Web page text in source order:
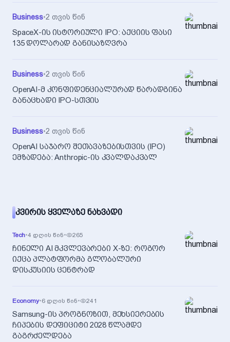
Business•2 თვის წინ
SpaceX-ის ისტორიული IPO: აქციის ფასი
135 დოლარად განისაზღვრა
Business•2 თვის წინ
OpenAI-მ კონფიდენციალურად წარადგინა
განაცხადი IPO-სთვის
Business•2 თვის წინ
OpenAI საჯარო შეთავაზებისთვის (IPO)
ემზადება: Anthropic-ის კვალდაკვალ
ᲙᲕᲘᲠᲘᲡ ᲧᲕᲔᲚᲐᲖᲔ ᲜᲐᲮᲕᲐᲓᲘ
Tech•4 დღის წინ• 265
ჩინელი AI მკვლევარები X-ზე: როგორ
იქცა პლატფორმა გლობალური
დისკუსიის ცენტრად
Economy•6 დღის წინ• 241
Samsung-ის პროგნოზით, მეხსიერების
ჩიპების დეფიციტი 2028 წლამდე
გაგრძელდება